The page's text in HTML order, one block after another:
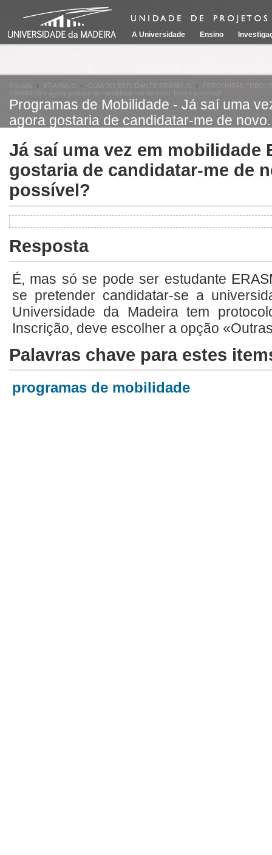
A Universidade Ensino
Entrada ERASMUS GUIA DO ESTUDANTE ERASMUS
PERGUNTAS
ERASMUS e agora gostaria de candidatar-me de novo. Isso é possível?
Programas de Mobilidade - Já saí uma
agora gostaria de candidatar-me de
Já saí uma vez em mobilidade
gostaria de candidatar-me de
possível?
Resposta
É, mas só se pode ser estudante
se pretender candidatar-se a
Universidade da Madeira tem
Inscrição, deve escolher a opção
Palavras chave para estes
programas de mobilidade